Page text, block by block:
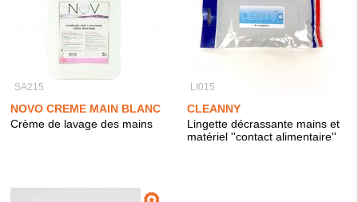
SA215
NOVO CREME MAIN BLANC
Crème de lavage des mains
LI015
CLEANNY
Lingette décrassante mains et
matériel ''contact alimentaire''